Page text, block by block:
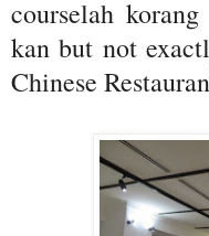
courselah
kan but not
Chinese